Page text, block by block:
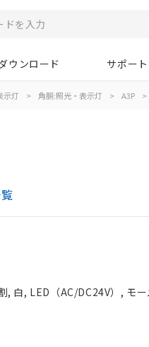
ウンロード サポート
示灯 > 角胴:照光・表示灯 > A3P >
白, LED（AC/DC24V）, モ